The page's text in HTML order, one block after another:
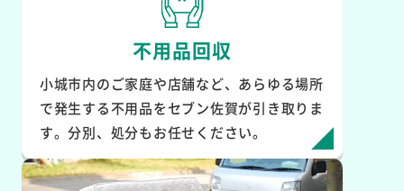
不用品回収
小城市内のご家庭や店舗など、あらゆる場所
で発生する不用品をセブン佐賀が引き取りま
す。分別、処分もお任せください。